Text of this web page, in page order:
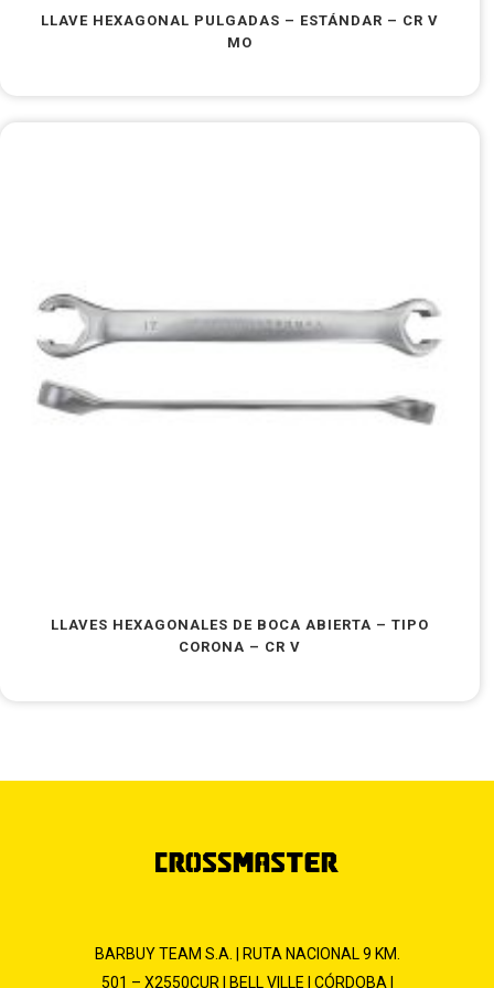
LLAVE HEXAGONAL PULGADAS – ESTÁNDAR – CR V
MO
LLAVES HEXAGONALES DE BOCA ABIERTA – TIPO
CORONA – CR V
BARBUY TEAM S.A. | RUTA NACIONAL 9 KM.
501 – X2550CUR | BELL VILLE | CÓRDOBA |